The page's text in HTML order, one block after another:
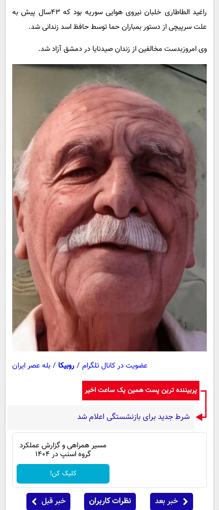
فناوری
محیط زیست
فرهنگی
بین الملل
اجتماعی
حیات وحش
سیاست خارجی
راغید الطاطاری خلبان نیروی هوایی سوریه بود که ۴۳سال پیش به
علت سرپیچی از دستور بمباران حما توسط حافظ اسد زندانی شد.
وی امروزبدست مخالفیناز زندان صیدنایا در دمشقآزاد شد.
عضویت در کانال تلگرام / روبیکا / بله عصر ایران
پربیننده ترین پست همین یک ساعت اخیر
شرط جدید برای بازنشستگی اعلام شد
مسیر همراهی و گزارش عملکرد
گروه اسنپ در ۱۴۰۴
کلیک کن!
خبر بعد نظرات کاربران خبر قبل